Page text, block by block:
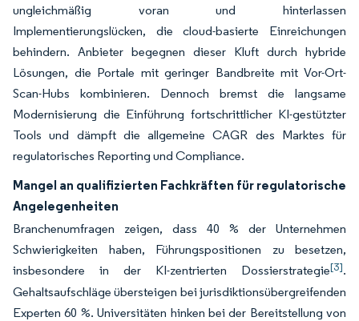
ungleichmäßig voran und hinterlassen
Implementierungslücken, die cloud-basierte Einreichungen
behindern. Anbieter begegnen dieser Kluft durch hybride
Lösungen, die Portale mit geringer Bandbreite mit Vor-Ort-
Scan-Hubs kombinieren. Dennoch bremst die langsame
Modernisierung die Einführung fortschrittlicher KI-gestützter
Tools und dämpft die allgemeine CAGR des Marktes für
regulatorisches Reporting und Compliance.
Mangel an qualifizierten Fachkräften für regulatorische
Angelegenheiten
Branchenumfragen zeigen, dass 40 % der Unternehmen
Schwierigkeiten haben, Führungspositionen zu besetzen,
insbesondere in der KI-zentrierten Dossierstrategie[3].
Gehaltsaufschläge übersteigen bei jurisdiktionsübergreifenden
Experten 60 %. Universitäten hinken bei der Bereitstellung von